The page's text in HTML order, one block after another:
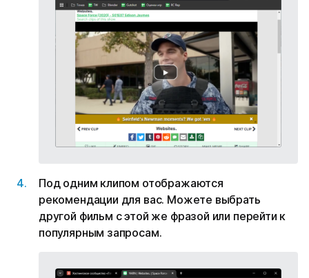
Под одним клипом отображаются
рекомендации для вас. Можете выбрать
другой фильм с этой же фразой или перейти к
популярным запросам.